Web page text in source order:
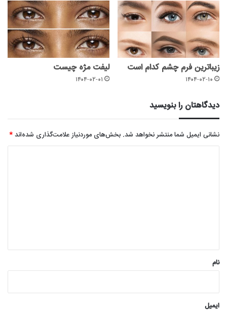
زیباترین فرم چشم کدام است
۱۴۰۴-۰۲-۱۰
لیفت مژه چیست
۱۴۰۴-۰۲-۰۱
دیدگاهتان را بنویسید
نشانی ایمیل شما منتشر نخواهد شد. بخش‌های موردنیاز علامت‌گذاری شده‌اند*
نام
ایمیل